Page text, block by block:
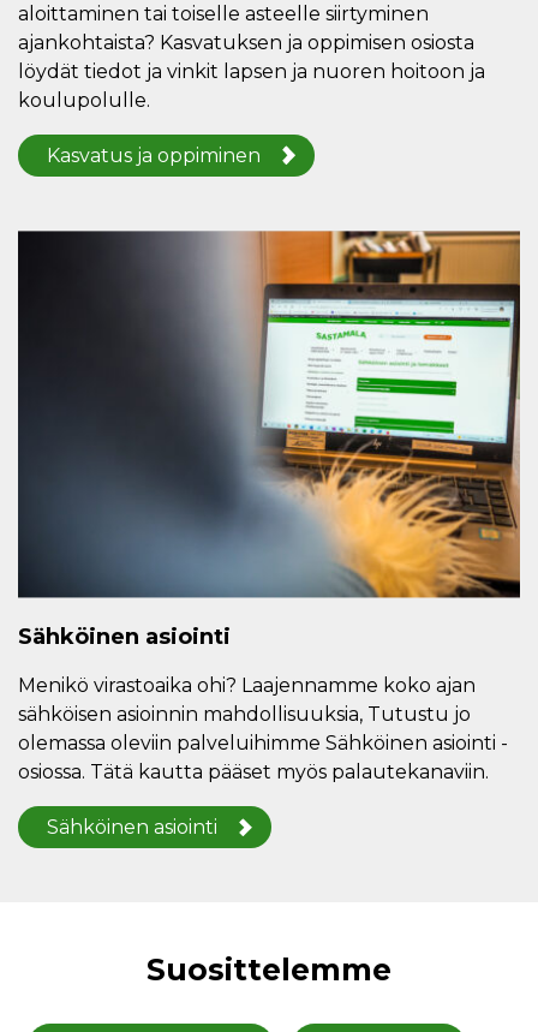
aloittaminen tai toiselle asteelle siirtyminen
ajankohtaista? Kasvatuksen ja oppimisen osiosta
löydät tiedot ja vinkit lapsen ja nuoren hoitoon ja
koulupolulle.
Kasvatus ja oppiminen
Sähköinen asiointi
Menikö virastoaika ohi? Laajennamme koko ajan
sähköisen asioinnin mahdollisuuksia, Tutustu jo
olemassa oleviin palveluihimme Sähköinen asiointi -
osiossa. Tätä kautta pääset myös palautekanaviin.
Sähköinen asiointi
Suosittelemme